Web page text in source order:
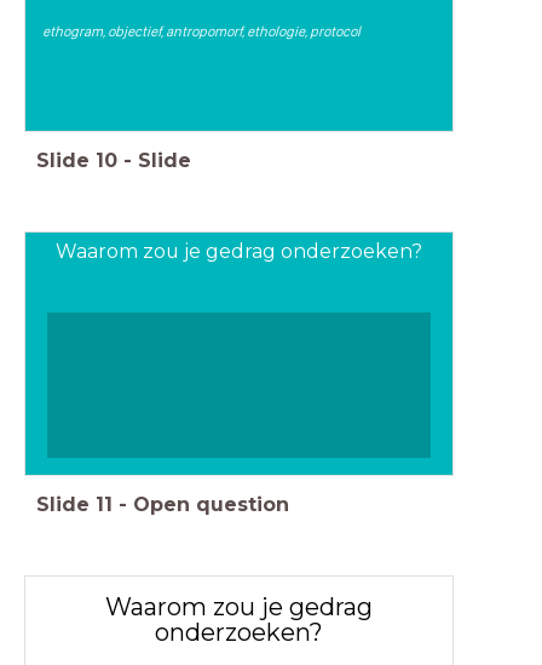
ethogram, objectief, antropomorf, ethologie, protocol
Slide 10 - Slide
Waarom zou je gedrag onderzoeken?
Slide 11 - Open question
Waarom zou je gedrag
onderzoeken?